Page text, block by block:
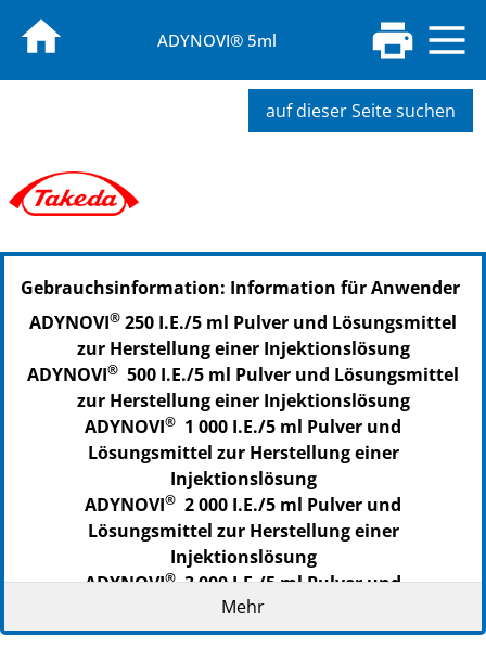
ADYNOVI® 5ml
auf dieser Seite suchen
Gebrauchsinformation: Information für Anwender
ADYNOVI® 250 I.E./5 ml Pulver und Lösungsmittel
zur Herstellung einer Injektionslösung
ADYNOVI® 500 I.E./5 ml Pulver und Lösungsmittel
zur Herstellung einer Injektionslösung
ADYNOVI® 1 000 I.E./5 ml Pulver und
Lösungsmittel zur Herstellung einer
Injektionslösung
ADYNOVI® 2 000 I.E./5 ml Pulver und
Lösungsmittel zur Herstellung einer
Injektionslösung
ADYNOVI®3 000 I.E./5 ml Pulver und
Lösungsmittel zur Herstellung einer
Injektionslösung
Mehr